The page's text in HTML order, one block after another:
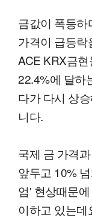
금값이 폭등
가격이 급등
ACE KRX금
22.4%에 달하
다가 다시 상
니다.
국제 금 가격
앞두고 10%
엄' 현상때문
이하고 있는데